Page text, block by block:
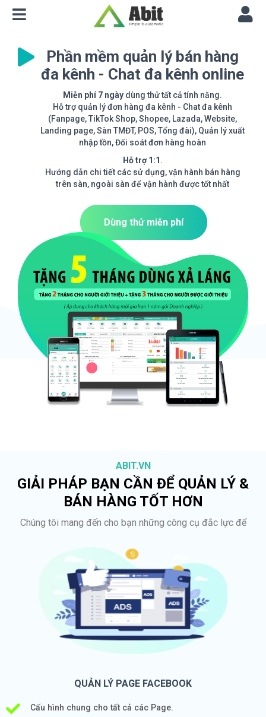
Phần mềm quản lý bán hàng
đa kênh - Chat đa kênh online
Miễn phí 7 ngày dùng thử tất cả tính năng.
Hỗ trợ quản lý đơn hàng đa kênh - Chat đa kênh
(Fanpage, TikTok Shop, Shopee, Lazada, Website,
Landing page, Sàn TMĐT, POS, Tổng đài), Quản lý xuất
nhập tồn, Đối soát đơn hàng hoàn
Hỗ trợ 1:1 .
Hướng dẫn chi tiết các sử dụng, vận hành bán hàng
trên sàn, ngoài sàn để vận hành được tốt nhất
Dùng thử miễn phí
ABIT.VN
GIẢI PHÁP BẠN CẦN ĐỂ QUẢN LÝ &
BÁN HÀNG TỐT HƠN
Chúng tôi mang đến cho bạn những công cụ đắc lực để
QUẢN LÝ PAGE FACEBOOK
Cấu hình chung cho tất cả các Page.